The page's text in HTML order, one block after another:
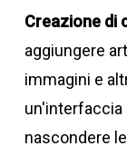
Creazione di
aggiungere
immagini e
un'interfaccia
nascondere